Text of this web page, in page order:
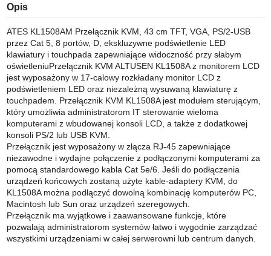
Opis
ATES KL1508AM Przełącznik KVM, 43 cm TFT, VGA, PS/2-USB
przez Cat 5, 8 portów, D, ekskluzywne podświetlenie LED
klawiatury i touchpada zapewniające widoczność przy słabym
oświetleniuPrzełącznik KVM ALTUSEN KL1508A z monitorem LCD
jest wyposażony w 17-calowy rozkładany monitor LCD z
podświetleniem LED oraz niezależną wysuwaną klawiaturę z
touchpadem. Przełącznik KVM KL1508A jest modułem sterującym,
który umożliwia administratorom IT sterowanie wieloma
komputerami z wbudowanej konsoli LCD, a także z dodatkowej
konsoli PS/2 lub USB KVM.
Przełącznik jest wyposażony w złącza RJ-45 zapewniające
niezawodne i wydajne połączenie z podłączonymi komputerami za
pomocą standardowego kabla Cat 5e/6. Jeśli do podłączenia
urządzeń końcowych zostaną użyte kable-adaptery KVM, do
KL1508A można podłączyć dowolną kombinację komputerów PC,
Macintosh lub Sun oraz urządzeń szeregowych.
Przełącznik ma wyjątkowe i zaawansowane funkcje, które
pozwalają administratorom systemów łatwo i wygodnie zarządzać
wszystkimi urządzeniami w całej serwerowni lub centrum danych.